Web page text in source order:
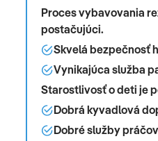
Proces vybavovania
postačujúci.
Skvelá bezpečnosť
Vynikajúca služba
Starostlivosť o deti je
Dobrá kyvadlová
Dobré služby